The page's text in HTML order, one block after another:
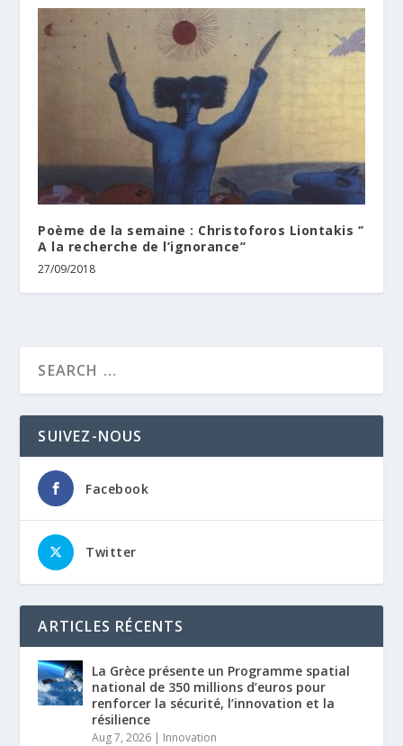
Poème de la semaine : Christoforos Liontakis ‘’
A la recherche de l’ignorance’’
27/09/2018
SUIVEZ-NOUS
Facebook
Twitter
ARTICLES RÉCENTS
La Grèce présente un Programme spatial
national de 350 millions d’euros pour
renforcer la sécurité, l’innovation et la
résilience
Aug 7, 2026 | Innovation